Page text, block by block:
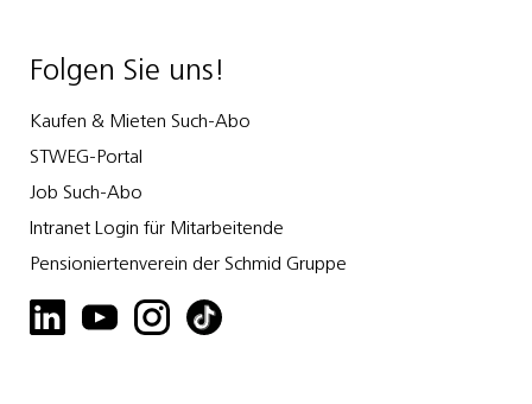
Folgen Sie uns!
Kaufen & Mieten Such-Abo
STWEG-Portal
Job Such-Abo
Intranet Login für Mitarbeitende
Pensioniertenverein der Schmid Gruppe